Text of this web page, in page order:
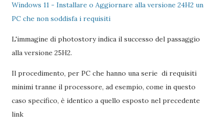
Windows 11 - Installare o Aggiornare alla versione 24H2 un
PC che non soddisfa i requisiti
L'immagine di photostory indica il successo del passaggio
alla versione 25H2.
Il procedimento, per PC che hanno una serie di requisiti
minimi tranne il processore, ad esempio, come in questo
caso specifico, è identico a quello esposto nel precedente
link